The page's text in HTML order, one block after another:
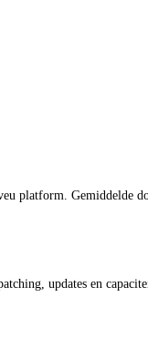
platform. Gemiddelde
updates en